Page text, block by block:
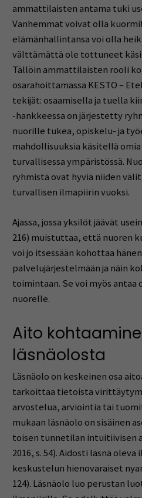
ammattilaisten antama tuki
Vanhemmat voivat olla
elämänhallintansa voi olla
välttämättä ole tottuneet
Tällöin ammattilaisten rooli
osarahoittamassa KESTO –
tekijät: osaamisella ja tuella
-hankkeessa on järjestetty
nuorille tukea, opiskelu- ja
mahdollisuuksia käsitellä
turvallisessa ympäristössä.
ryhmistä ovat hyviä niiden
turvallisen ilmapiirin vuoksi.
Ajassa, jossa yksilöt jäävät
216) muistuttaa, että nuoren
voi jo itsessään kohottaa
palvelujärjestelmään ja näin
toimintaan. Se voi myös
nuorelle.
Aito
läsnäolosta
Läsnäolo on keskeinen osa
tarkoittaa tietoista
arvostelua, arviointia tai
mukaan läsnäolo on sisäinen
toisen tunnetilan intuitiivisen
2016, s. 54). Aidosti läsnä
keskustelun hienovaraiset
124). Läsnäolo luo perustan